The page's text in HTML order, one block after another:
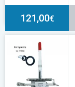
121,00€